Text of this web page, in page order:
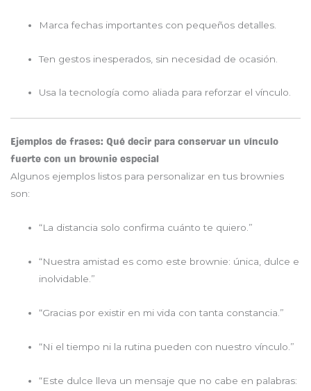
Marca fechas importantes con pequeños detalles.
Ten gestos inesperados, sin necesidad de ocasión.
Usa la tecnología como aliada para reforzar el vínculo.
Ejemplos de frases: Qué decir para conservar un vínculo
fuerte con un brownie especial
Algunos ejemplos listos para personalizar en tus brownies
son:
“La distancia solo confirma cuánto te quiero.”
“Nuestra amistad es como este brownie: única, dulce e
inolvidable.”
“Gracias por existir en mi vida con tanta constancia.”
“Ni el tiempo ni la rutina pueden con nuestro vínculo.”
“Este dulce lleva un mensaje que no cabe en palabras: